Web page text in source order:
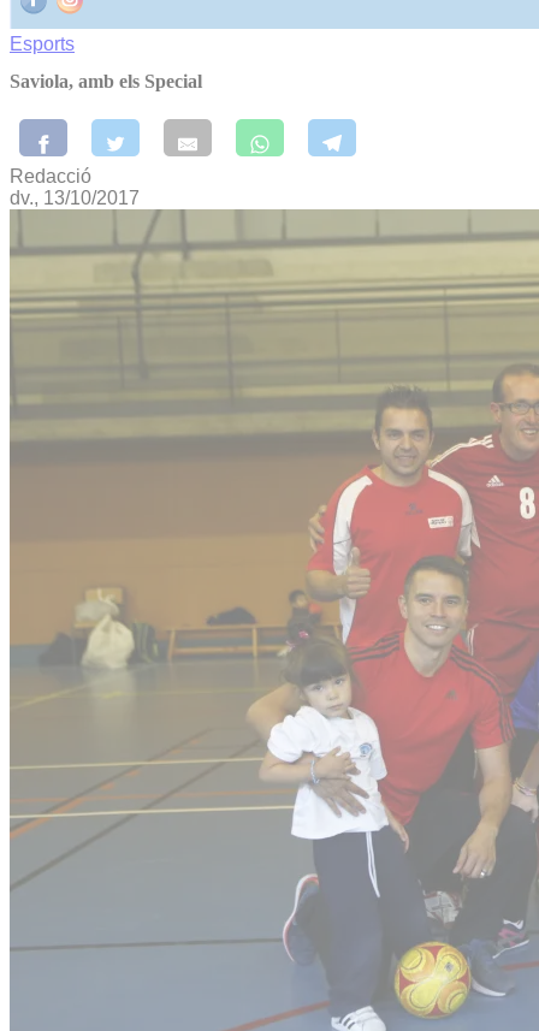
Esports
Saviola, amb els Special
Redacció
dv., 13/10/2017